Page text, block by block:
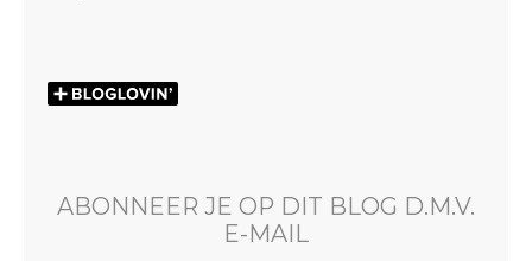
ABONNEER JE OP DIT BLOG D.M.V.
E-MAIL